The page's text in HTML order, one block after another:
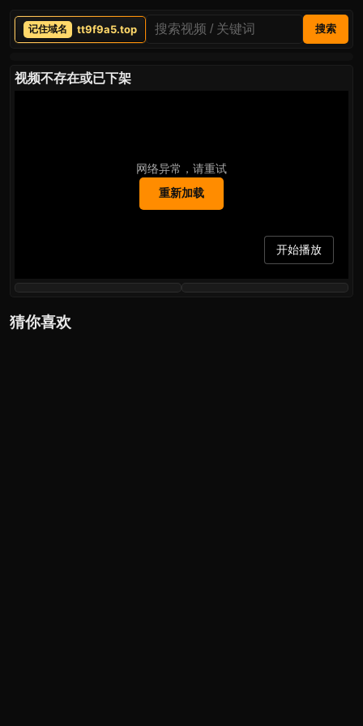
tt9f9a5.top 搜索
视频不存在或已下架
网络异常，请重试
重新加载
开始播放
猜你喜欢